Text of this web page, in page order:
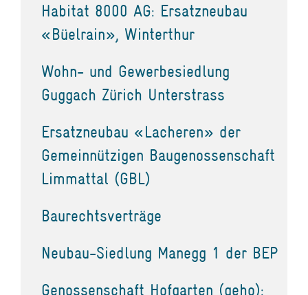
Habitat 8000 AG: Ersatzneubau
«Büelrain», Winterthur
Wohn- und Gewerbesiedlung
Guggach Zürich Unterstrass
Ersatzneubau «Lacheren» der
Gemeinnützigen Baugenossenschaft
Limmattal (GBL)
Baurechtsverträge
Neubau-Siedlung Manegg 1 der BEP
Genossenschaft Hofgarten (geho):